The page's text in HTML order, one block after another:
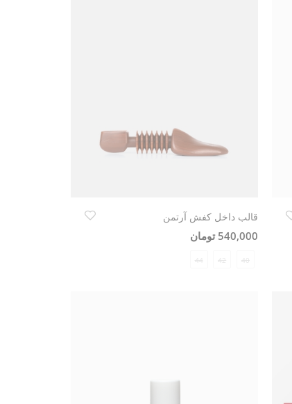
قالب داخل کفش آرتمن
540,000 تومان
40
42
44